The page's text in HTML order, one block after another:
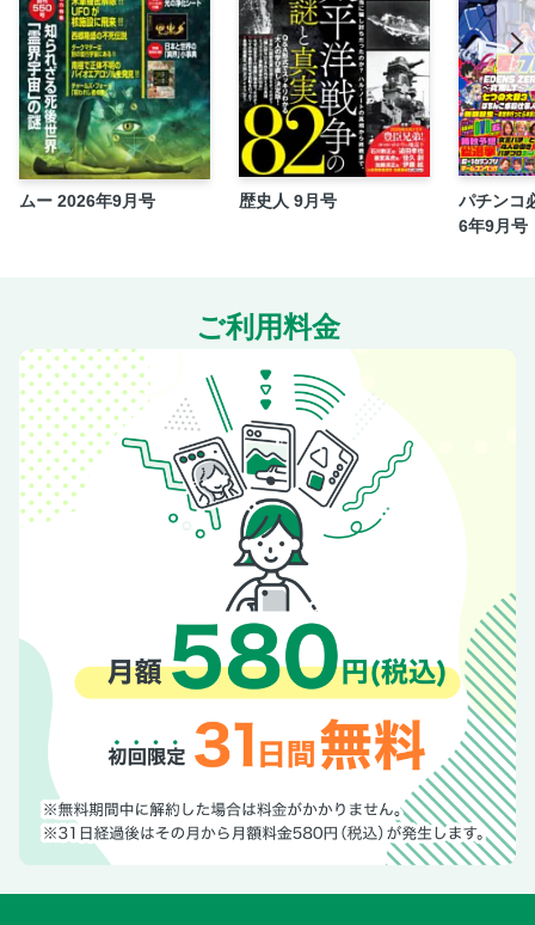
ムー 2026年9月号 歴史人 9月号
パチンコ
6年9月号
ご利用料金